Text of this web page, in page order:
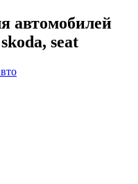
автомобилей
seat